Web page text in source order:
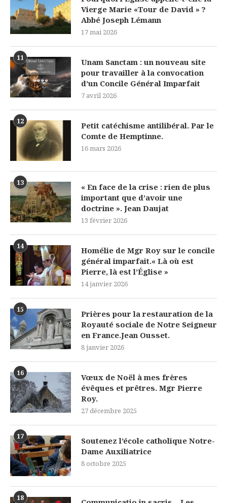
Vierge Marie «Tour de David » ?
Abbé Joseph Lémann
17 mai 2026
11
Unam Sanctam : un nouveau site
pour travailler à la convocation
d’un Concile Général Imparfait
7 avril 2026
12
Petit catéchisme antilibéral. Par le
Comte de Hemptinne.
16 mars 2026
13
« En face de la crise : rien de plus
important que d’avoir une
doctrine ». Jean Daujat
13 février 2026
14
Homélie de Mgr Roy sur le concile
général imparfait.« Là où est
Pierre, là est l’Église »
14 janvier 2026
15
Prières pour la restauration de la
Royauté sociale de Notre Seigneur
en France.Jean Ousset.
8 janvier 2026
16
Vœux de Noël à mes frères
évêques et prêtres. Mgr Pierre
Roy.
27 décembre 2025
17
Soutenez l’école catholique Notre-
Dame Auxiliatrice
8 octobre 2025
18